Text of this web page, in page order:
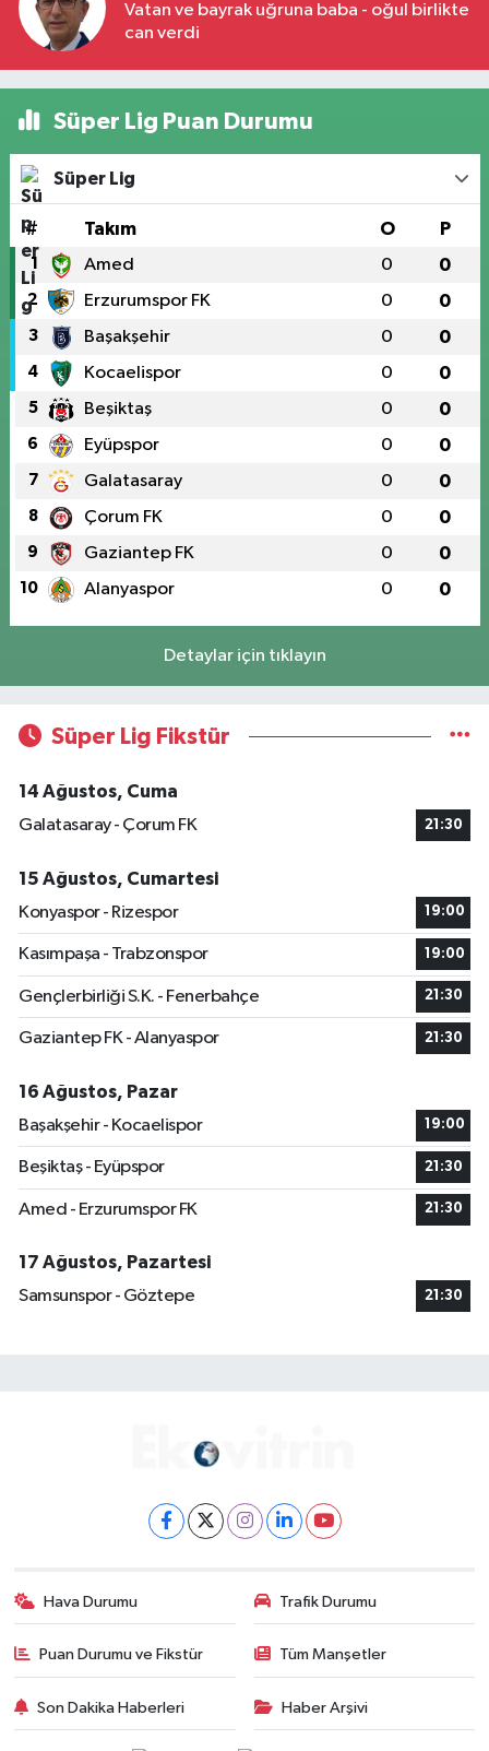
Vatan ve bayrak uğruna baba - oğul birlikte
can verdi
Süper Lig Puan Durumu
Süper Lig
# Takım O P
1 Amed 0 0
2 Erzurumspor FK 0 0
3 Başakşehir 0 0
4 Kocaelispor 0 0
5 Beşiktaş 0 0
6 Eyüpspor 0 0
7 Galatasaray 0 0
8 Çorum FK 0 0
9 Gaziantep FK 0 0
10 Alanyaspor 0 0
Detaylar için tıklayın
Süper Lig Fikstür
14 Ağustos, Cuma
Galatasaray - Çorum FK
21:30
15 Ağustos, Cumartesi
Konyaspor - Rizespor
19:00
Kasımpaşa - Trabzonspor 19:00
Gençlerbirliği S.K. - Fenerbahçe 21:30
Gaziantep FK - Alanyaspor 21:30
16 Ağustos, Pazar
Başakşehir - Kocaelispor
19:00
Beşiktaş - Eyüpspor 21:30
Amed - Erzurumspor FK 21:30
17 Ağustos, Pazartesi
Samsunspor - Göztepe
21:30
Hava Durumu Trafik Durumu
Puan Durumu ve Fikstür Tüm Manşetler
Son Dakika Haberleri Haber Arşivi